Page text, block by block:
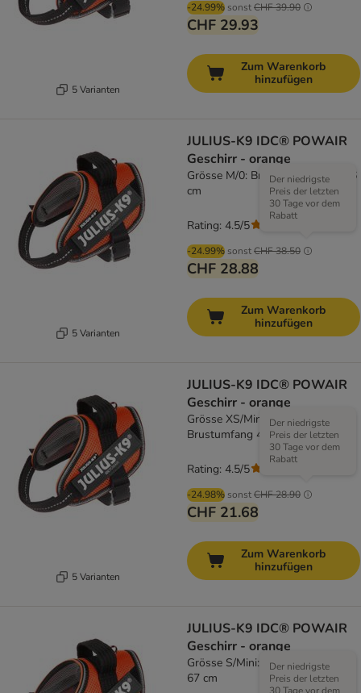
5 Varianten
-24.99% sonstCHF 39.90
CHF 29.93
Zum Warenkorb
hinzufügen
5 Varianten
JULIUS-K9 IDC® POWAIR
Geschirr - orange
Grösse M/0: Brustumfang 58 - 76
cm
-24.99% sonstCHF 38.50
Der niedrigste
Preis der letzten
30 Tage vor dem
Rabatt
CHF 28.88
Rating: 4.5/5
Zum Warenkorb
hinzufügen
5 Varianten
JULIUS-K9 IDC® POWAIR
Geschirr - orange
Grösse XS/Mini-Mini:
Brustumfang 40 - 53 cm
-24.98% sonstCHF 28.90
Der niedrigste
Preis der letzten
30 Tage vor dem
Rabatt
CHF 21.68
Rating: 4.5/5
Zum Warenkorb
hinzufügen
JULIUS-K9 IDC® POWAIR
Geschirr - orange
Grösse S/Mini: Brustumfang 49 -
67 cm
Der niedrigste
Preis der letzten